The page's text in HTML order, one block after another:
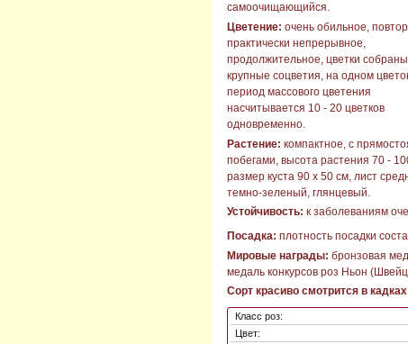
самоочищающийся.
Цветение: очень обильное,
практически непрерывное,
продолжительное, цветки
крупные соцветия, на одном
период массового цветения
насчитывается 10 - 20 цветков
одновременно.
Растение: компактное, с
побегами, высота растения 70 -
размер куста 90 х 50 см, лист
темно-зеленый, глянцевый.
Устойчивость: к заболеваниям
Посадка: плотность посадки
Мировые награды: бронзовая
медаль конкурсов роз Ньон
Сорт красиво смотрится в
Класс роз:
Цвет: